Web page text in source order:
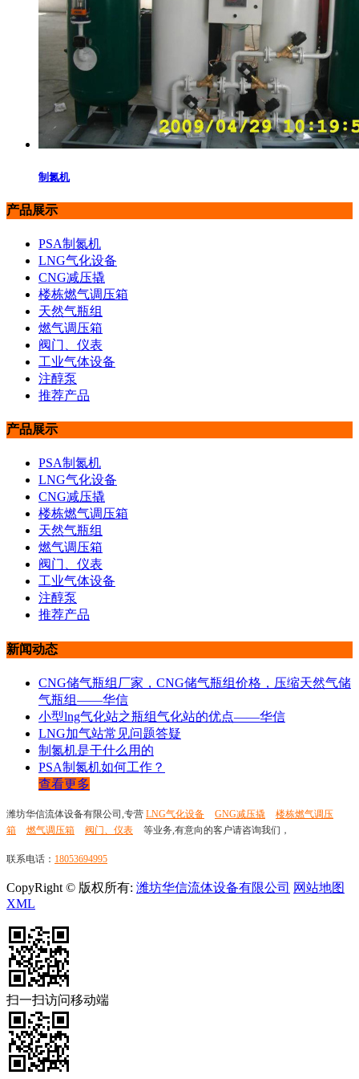
制氮机
产品展示
PSA制氮机
LNG气化设备
CNG减压撬
楼栋燃气调压箱
天然气瓶组
燃气调压箱
阀门、仪表
工业气体设备
注醇泵
推荐产品
产品展示
PSA制氮机
LNG气化设备
CNG减压撬
楼栋燃气调压箱
天然气瓶组
燃气调压箱
阀门、仪表
工业气体设备
注醇泵
推荐产品
新闻动态
CNG储气瓶组厂家，CNG储气瓶组价格，压缩天然气储
气瓶组——华信
小型lng气化站之瓶组气化站的优点——华信
LNG加气站常见问题答疑
制氮机是干什么用的
PSA制氮机如何工作？
查看更多
潍坊华信流体设备有限公司,专营 LNG气化设备 GNG减压撬
楼栋燃气调压
箱
燃气调压箱 阀门、仪表 等业务,有意向的客户请咨询我们，
联系电话： 18053694995
CopyRight © 版权所有: 潍坊华信流体设备有限公司 网站地图
XML
扫一扫访问移动端